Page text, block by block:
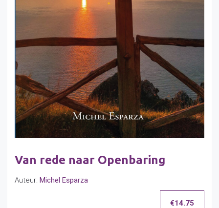
Van rede naar Openbaring
Auteur: Michel Esparza
€14.75